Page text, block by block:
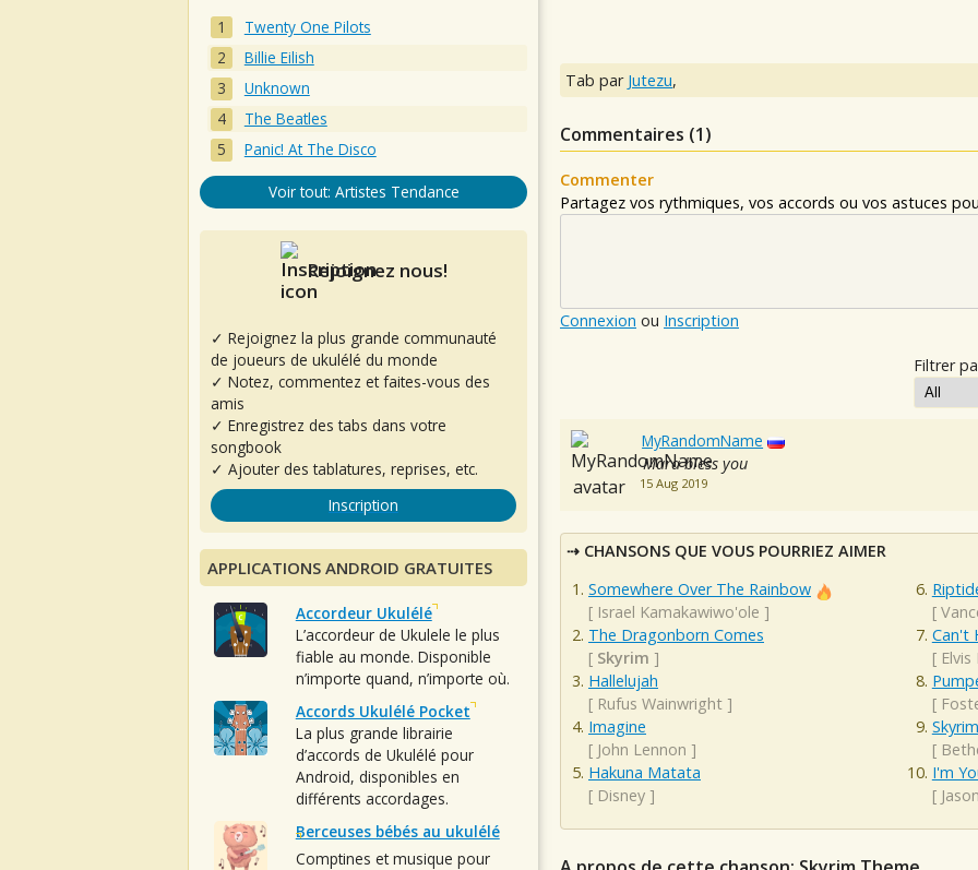
Tab par Jutezu,
Commentaires (1)
Commenter
Partagez vos rythmiques, vos accords ou vos astuces
Connexion ou Inscription
Filtrer
MyRandomName
Mara bless you
15 Aug 2019
CHANSONS QUE VOUS POURRIEZ AIMER
Somewhere Over The Rainbow
[ Israel Kamakawiwo'ole ]
The Dragonborn Comes
[ Skyrim ]
Hallelujah
[ Rufus Wainwright ]
Imagine
[ John Lennon ]
Hakuna Matata
[ Disney ]
[
Can't
[ Elvis
[
[
I'm
[
Twenty One Pilots
Billie Eilish
Unknown
The Beatles
Panic! At The Disco
Voir tout: Artistes Tendance
Rejoignez nous!
✓ Rejoignez la plus grande communauté
de joueurs de ukulélé du monde
✓ Notez, commentez et faites-vous des
amis
✓ Enregistrez des tabs dans votre
songbook
✓ Ajouter des tablatures, reprises, etc.
Inscription
APPLICATIONS ANDROID GRATUITES
Accordeur Ukulélé
L’accordeur de Ukulele le plus
fiable au monde. Disponible
n’importe quand, n’importe où.
Accords Ukulélé Pocket
La plus grande librairie
d’accords de Ukulélé pour
Android, disponibles en
différents accordages.
Berceuses bébés au ukulélé
Comptines et musique pour